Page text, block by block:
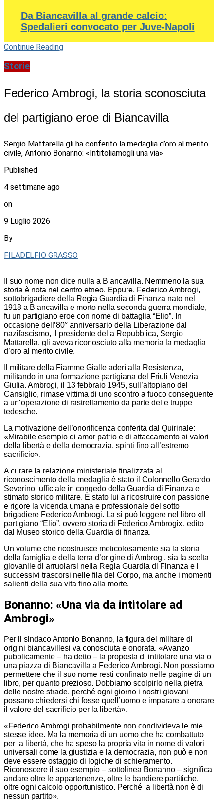
Da Biancavilla al grande calcio:
Spedalieri convocato per Juve-Napoli
Continue Reading
Storie
Federico Ambrogi, la storia sconosciuta
del partigiano eroe di Biancavilla
Sergio Mattarella gli ha conferito la medaglia d’oro al merito
civile, Antonio Bonanno: «Intitoliamogli una via»
Published
4 settimane ago
on
9 Luglio 2026
By
FILADELFIO GRASSO
Il suo nome non dice nulla a Biancavilla. Nemmeno la sua
storia è nota nel centro etneo. Eppure, Federico Ambrogi,
sottobrigadiere della Regia Guardia di Finanza nato nel
1918 a Biancavilla e morto nella seconda guerra mondiale,
fu un partigiano eroe con nome di battaglia “Elio”. In
occasione dell’80° anniversario della Liberazione dal
nazifascismo, il presidente della Repubblica, Sergio
Mattarella, gli aveva riconosciuto alla memoria la medaglia
d’oro al merito civile.
Il militare della Fiamme Gialle aderì alla Resistenza,
militando in una formazione partigiana del Friuli Venezia
Giulia. Ambrogi, il 13 febbraio 1945, sull’altopiano del
Cansiglio, rimase vittima di uno scontro a fuoco conseguente
a un’operazione di rastrellamento da parte delle truppe
tedesche.
La motivazione dell’onorificenza conferita dal Quirinale:
«Mirabile esempio di amor patrio e di attaccamento ai valori
della libertà e della democrazia, spinti fino all’estremo
sacrificio».
A curare la relazione ministeriale finalizzata al
riconoscimento della medaglia è stato il Colonnello Gerardo
Severino, ufficiale in congedo della Guardia di Finanza e
stimato storico militare. È stato lui a ricostruire con passione
e rigore la vicenda umana e professionale del sotto
brigadiere Federico Ambrogi. La si può leggere nel libro «Il
partigiano “Elio”, ovvero storia di Federico Ambrogi», edito
dal Museo storico della Guardia di finanza.
Un volume che ricostruisce meticolosamente sia la storia
della famiglia e della terra d’origine di Ambrogi, sia la scelta
giovanile di arruolarsi nella Regia Guardia di Finanza e i
successivi trascorsi nelle fila del Corpo, ma anche i momenti
salienti della sua vita fino alla morte.
Bonanno: «Una via da intitolare ad
Ambrogi»
Per il sindaco Antonio Bonanno, la figura del militare di
origini biancavillesi va conosciuta e onorata. «Avanzo
pubblicamente – ha detto – la proposta di intitolare una via o
una piazza di Biancavilla a Federico Ambrogi. Non possiamo
permettere che il suo nome resti confinato nelle pagine di un
libro, per quanto prezioso. Dobbiamo scolpirlo nella pietra
delle nostre strade, perché ogni giorno i nostri giovani
possano chiedersi chi fosse quell’uomo e imparare a onorare
il valore del sacrificio per la libertà».
«Federico Ambrogi probabilmente non condivideva le mie
stesse idee. Ma la memoria di un uomo che ha combattuto
per la libertà, che ha speso la propria vita in nome di valori
universali come la giustizia e la democrazia, non può e non
deve essere ostaggio di logiche di schieramento.
Riconoscere il suo esempio – sottolinea Bonanno – significa
andare oltre le appartenenze, oltre le bandiere partitiche,
oltre ogni calcolo opportunistico. Perché la libertà non è di
nessun partito».